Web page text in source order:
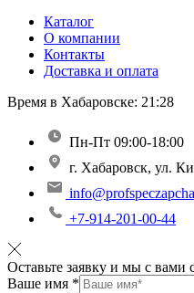
Каталог
О компании
Контакты
Доставка и оплата
Время в Хабаровске: 21:28
Пн-Пт 09:00-18:00
г. Хабаровск, ул.
+7-914-201-00-44
Оставьте заявку и мы с вами
Ваше имя *